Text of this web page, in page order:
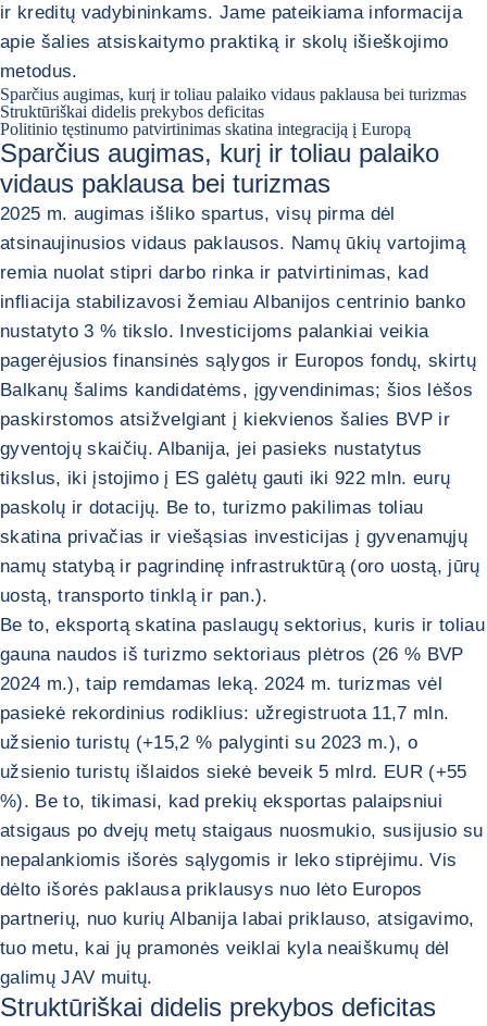
ir kreditų vadybininkams. Jame pateikiama informacija
apie šalies atsiskaitymo praktiką ir skolų išieškojimo
metodus.
Sparčius augimas, kurį ir toliau palaiko vidaus paklausa bei turizmas
Struktūriškai didelis prekybos deficitas
Politinio tęstinumo patvirtinimas skatina integraciją į Europą
Sparčius augimas, kurį ir toliau palaiko
vidaus paklausa bei turizmas
2025 m. augimas išliko spartus, visų pirma dėl
atsinaujinusios vidaus paklausos. Namų ūkių vartojimą
remia nuolat stipri darbo rinka ir patvirtinimas, kad
infliacija stabilizavosi žemiau Albanijos centrinio banko
nustatyto 3 % tikslo. Investicijoms palankiai veikia
pagerėjusios finansinės sąlygos ir Europos fondų, skirtų
Balkanų šalims kandidatėms, įgyvendinimas; šios lėšos
paskirstomos atsižvelgiant į kiekvienos šalies BVP ir
gyventojų skaičių. Albanija, jei pasieks nustatytus
tikslus, iki įstojimo į ES galėtų gauti iki 922 mln. eurų
paskolų ir dotacijų. Be to, turizmo pakilimas toliau
skatina privačias ir viešąsias investicijas į gyvenamųjų
namų statybą ir pagrindinę infrastruktūrą (oro uostą, jūrų
uostą, transporto tinklą ir pan.).
Be to, eksportą skatina paslaugų sektorius, kuris ir toliau
gauna naudos iš turizmo sektoriaus plėtros (26 % BVP
2024 m.), taip remdamas leką. 2024 m. turizmas vėl
pasiekė rekordinius rodiklius: užregistruota 11,7 mln.
užsienio turistų (+15,2 % palyginti su 2023 m.), o
užsienio turistų išlaidos siekė beveik 5 mlrd. EUR (+55
%). Be to, tikimasi, kad prekių eksportas palaipsniui
atsigaus po dvejų metų staigaus nuosmukio, susijusio su
nepalankiomis išorės sąlygomis ir leko stiprėjimu. Vis
dėlto išorės paklausa priklausys nuo lėto Europos
partnerių, nuo kurių Albanija labai priklauso, atsigavimo,
tuo metu, kai jų pramonės veiklai kyla neaiškumų dėl
galimų JAV muitų.
Struktūriškai didelis prekybos deficitas